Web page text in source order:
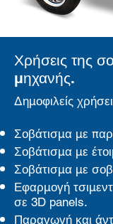
Χρήσεις της
μηχανής.
Δημοφιλείς
Σοβάτισμα με
Σοβάτισμα με
Σοβάτισμα με
Εφαρμογή
σε 3D panels.
Παραγωγή και